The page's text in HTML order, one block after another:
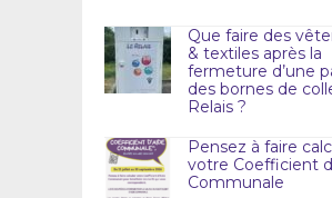
Que faire des
& textiles après la
fermeture d’une
des bornes de
Relais ?
Pensez à faire
votre Coefficient
Communale